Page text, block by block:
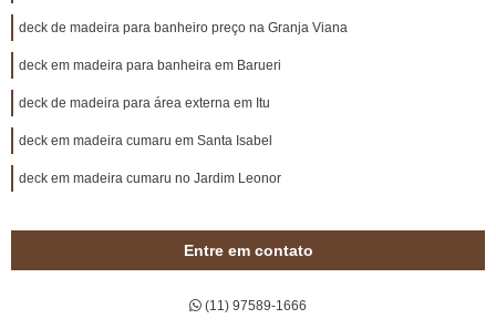
deck de madeira para banheiro preço na Granja Viana
deck em madeira para banheira em Barueri
deck de madeira para área externa em Itu
deck em madeira cumaru em Santa Isabel
deck em madeira cumaru no Jardim Leonor
Entre em contato
(11) 97589-1666